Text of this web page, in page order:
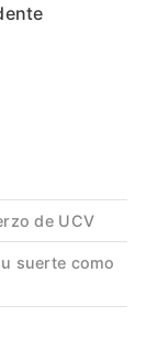
de UCV
suerte como